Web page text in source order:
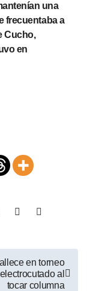
una
frecuentaba a
Cucho,
en
en torneo
al
tocar columna